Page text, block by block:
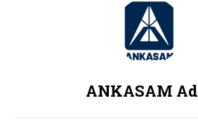
ANKASAM